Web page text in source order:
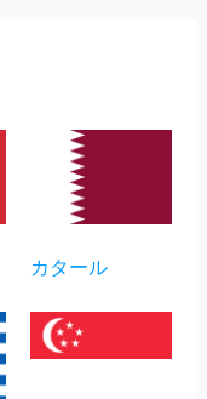
カタール